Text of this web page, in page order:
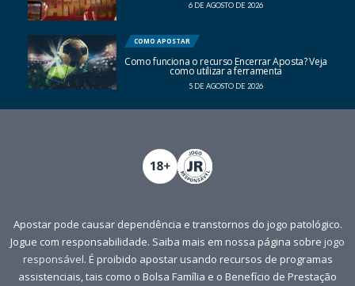
6 DE AGOSTO DE 2026
COMO APOSTAR
Como funciona o recurso Encerrar Aposta? Veja
como utilizar a ferramenta
5 DE AGOSTO DE 2026
Apostar pode causar dependência e transtornos do jogo patológico.
Jogue com responsabilidade. Saiba mais em nossa página sobre jogo
responsável. É proibido apostar usando recursos de programas
assistenciais, tais como o Bolsa Família e o Benefício de Prestação